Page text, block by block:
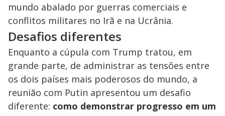
mundo abalado por guerras comerciais e
conflitos militares no Irã e na Ucrânia.
Desafios diferentes
Enquanto a cúpula com Trump tratou, em
grande parte, de administrar as tensões entre
os dois países mais poderosos do mundo, a
reunião com Putin apresentou um desafio
diferente: como demonstrar progresso em um